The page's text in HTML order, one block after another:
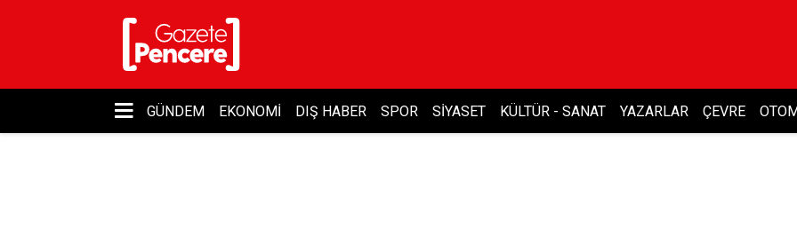
GÜNDEM EKONOMI DIŞ HABER SPOR SIYASET KÜLTÜR - SANAT YAZARLAR ÇEVRE